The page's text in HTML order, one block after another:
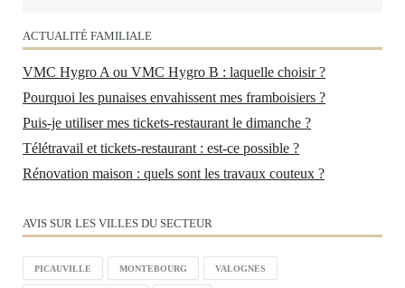
ACTUALITÉ FAMILIALE
VMC Hygro A ou VMC Hygro B : laquelle choisir ?
Pourquoi les punaises envahissent mes framboisiers ?
Puis-je utiliser mes tickets-restaurant le dimanche ?
Télétravail et tickets-restaurant : est-ce possible ?
Rénovation maison : quels sont les travaux couteux ?
AVIS SUR LES VILLES DU SECTEUR
PICAUVILLE MONTEBOURG VALOGNES